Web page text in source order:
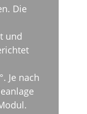
Die
und
Je nach